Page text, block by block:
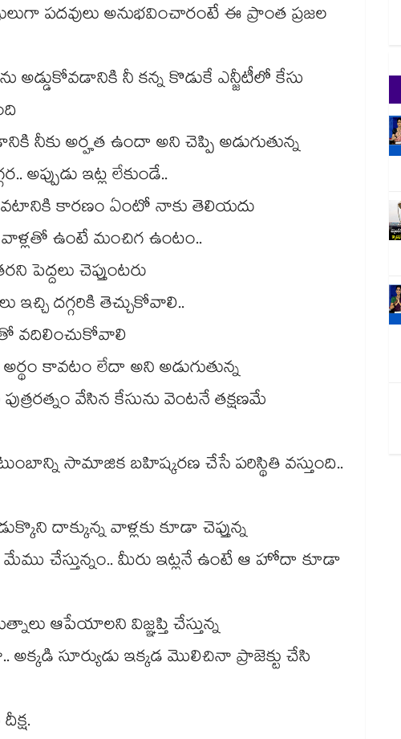
పదవులు అనుభవించారంటే ఈ ప్రాంత ప్రజల
అడ్డుకోవడానికి నీ కన్న కొడుకే ఎన్జీటీలో కేసు
నీకు అర్హత ఉందా అని చెప్పి అడుగుతున్న
అప్పుడు ఇట్ల లేకుండే..
కారణం ఏంటో నాకు తెలియదు
ఉంటే మంచిగ ఉంటం..
పెద్దలు చెప్తుంటరు
దగ్గరికి తెచ్చుకోవాలి..
వదిలించుకోవాలి
కావటం లేదా అని అడుగుతున్న
వేసిన కేసును వెంటనే తక్షణమే
సామాజిక బహిష్కరణ చేసే పరిస్థితి వస్తుంది..
దాక్కున్న వాళ్లకు కూడా చెప్తున్న
చేస్తున్నం.. మీరు ఇట్లనే ఉంటే ఆ హోదా కూడా
ఆపేయాలని విజ్ఞప్తి చేస్తున్న
సూర్యుడు ఇక్కడ మొలిచినా ప్రాజెక్టు చేసి